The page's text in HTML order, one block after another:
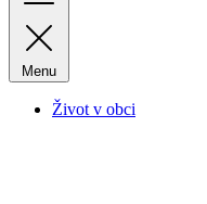
Menu
Život v obci